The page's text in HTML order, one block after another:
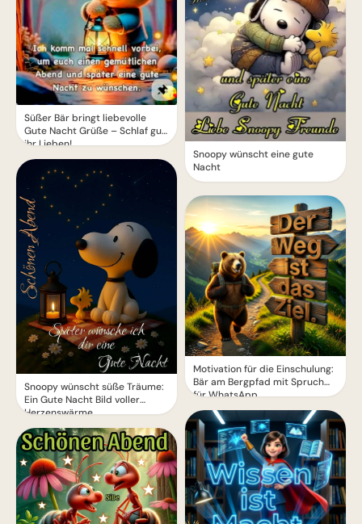
Süßer Bär bringt liebevolle
Gute Nacht Grüße – Schlaf gut,
ihr Lieben!
Snoopy wünscht süße Träume:
Ein Gute Nacht Bild voller
Herzenswärme
Snoopy wünscht eine gute
Nacht
Motivation für die Einschulung:
Bär am Bergpfad mit Spruch
für WhatsApp